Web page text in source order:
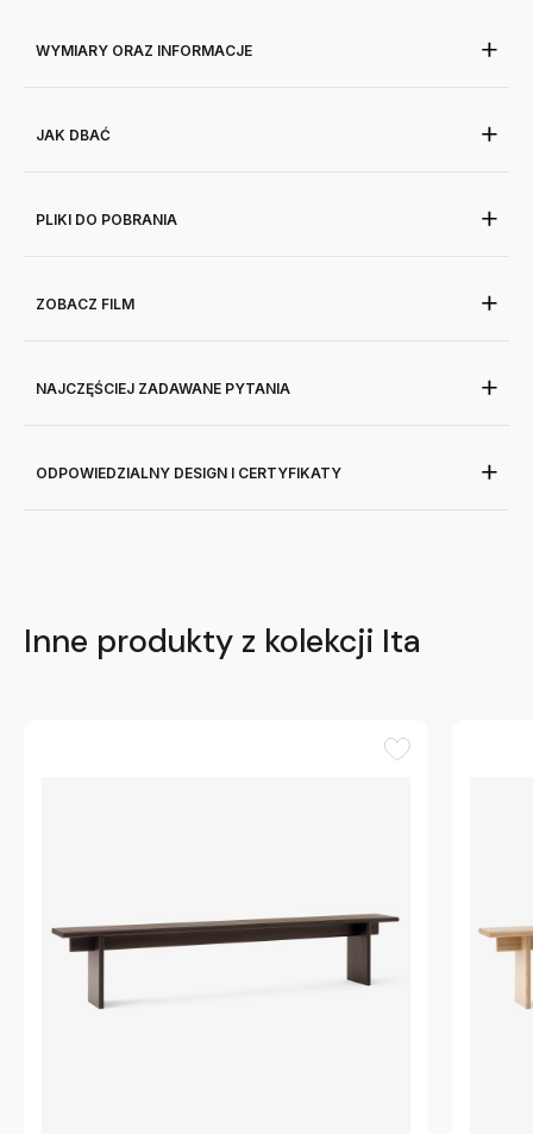
WYMIARY ORAZ INFORMACJE
JAK DBAĆ
PLIKI DO POBRANIA
ZOBACZ FILM
NAJCZĘŚCIEJ ZADAWANE PYTANIA
ODPOWIEDZIALNY DESIGN I CERTYFIKATY
Inne produkty z kolekcji Ita